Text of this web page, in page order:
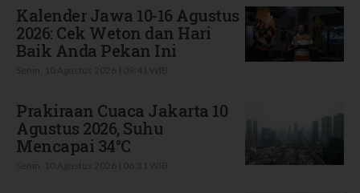
Kalender Jawa 10-16 Agustus
2026: Cek Weton dan Hari
Baik Anda Pekan Ini
Prakiraan Cuaca Jakarta 10
Agustus 2026, Suhu
Mencapai 34°C